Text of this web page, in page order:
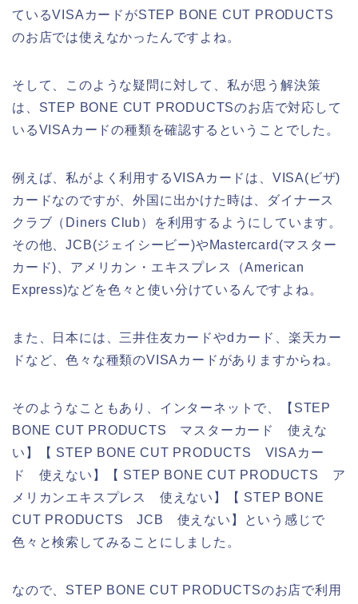
ているVISAカードがSTEP BONE CUT PRODUCTS
のお店では使えなかったんですよね。
そして、このような疑問に対して、私が思う解決策
は、STEP BONE CUT PRODUCTSのお店で対応して
いるVISAカードの種類を確認するということでした。
例えば、私がよく利用するVISAカードは、VISA(ビザ)
カードなのですが、外国に出かけた時は、ダイナース
クラブ（Diners Club）を利用するようにしています。
その他、JCB(ジェイシービー)やMastercard(マスター
カード)、アメリカン・エキスプレス（American
Express)などを色々と使い分けているんですよね。
また、日本には、三井住友カードやdカード、楽天カー
ドなど、色々な種類のVISAカードがありますからね。
そのようなこともあり、インターネットで、【STEP
BONE CUT PRODUCTS マスターカード 使えな
い】【 STEP BONE CUT PRODUCTS VISAカー
ド 使えない】【 STEP BONE CUT PRODUCTS ア
メリカンエキスプレス 使えない】【 STEP BONE
CUT PRODUCTS JCB 使えない】という感じで
色々と検索してみることにしました。
なので、STEP BONE CUT PRODUCTSのお店で利用